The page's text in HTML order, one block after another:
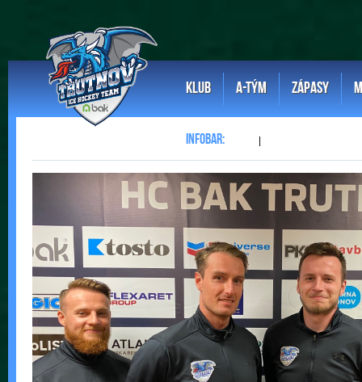
KLUB A-TÝM ZÁPASY